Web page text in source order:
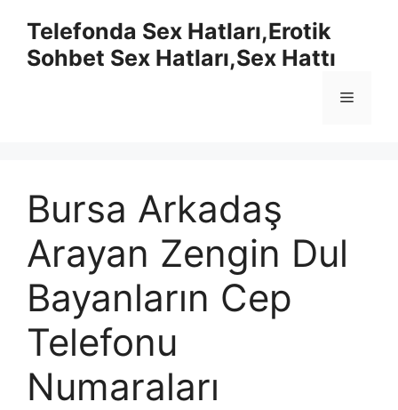
Telefonda Sex Hatları,Erotik
Sohbet Sex Hatları,Sex Hattı
Menü
Bursa Arkadaş
Arayan Zengin Dul
Bayanların Cep
Telefonu
Numaraları